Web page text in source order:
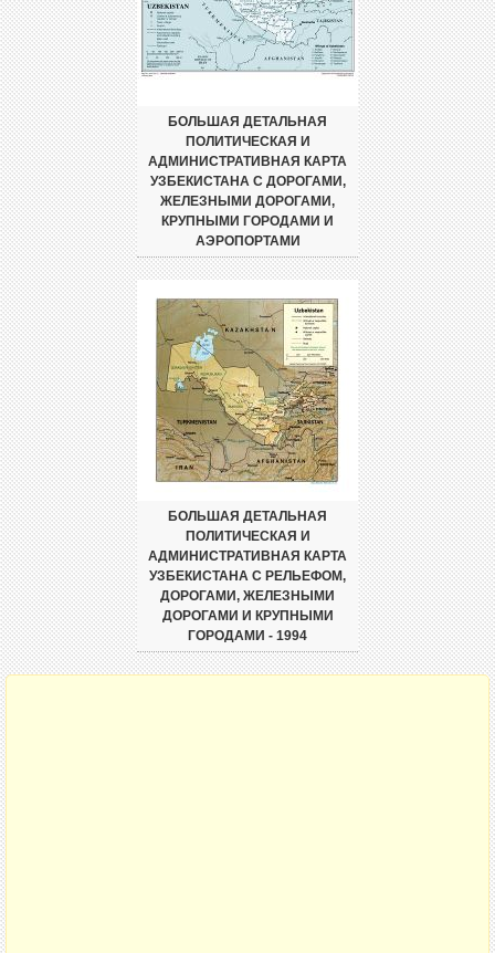
БОЛЬШАЯ ДЕТАЛЬНАЯ
ПОЛИТИЧЕСКАЯ И
АДМИНИСТРАТИВНАЯ КАРТА
УЗБЕКИСТАНА С ДОРОГАМИ,
ЖЕЛЕЗНЫМИ ДОРОГАМИ,
КРУПНЫМИ ГОРОДАМИ И
АЭРОПОРТАМИ
БОЛЬШАЯ ДЕТАЛЬНАЯ
ПОЛИТИЧЕСКАЯ И
АДМИНИСТРАТИВНАЯ КАРТА
УЗБЕКИСТАНА С РЕЛЬЕФОМ,
ДОРОГАМИ, ЖЕЛЕЗНЫМИ
ДОРОГАМИ И КРУПНЫМИ
ГОРОДАМИ - 1994